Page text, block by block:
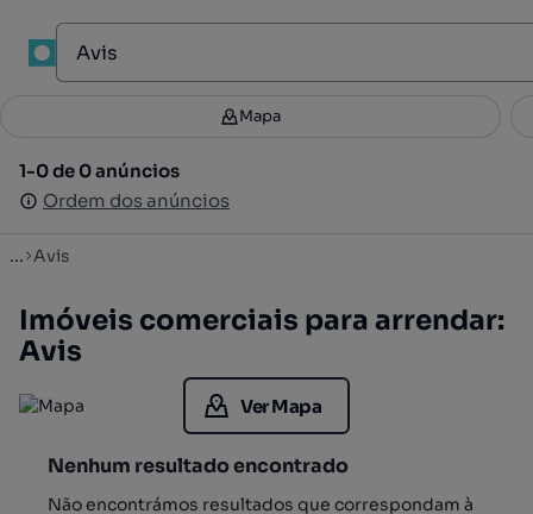
Filtros 3
1-0 de 0 anúncios
Ordem dos anúncios
Mapa
1-0 de 0 anúncios
Ordem dos anúncios
... Avis
Imóveis comerciais para arrendar:
Avis
Ver Mapa
Nenhum resultado encontrado
Não encontrámos resultados que correspondam à